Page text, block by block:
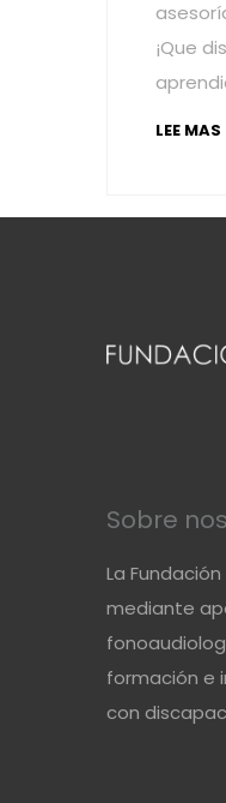
¡Que
LEE MAS
Sobre
La
mediante
formación e
con